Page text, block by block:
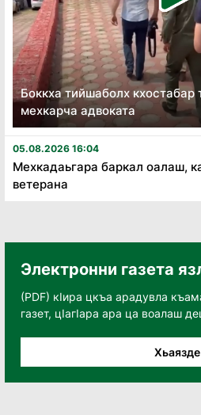
Боккха тийшаболх кхостабар
мехкарча адвоката
05.08.2026 16:04
Мехкадаьгара баркал оалаш,
ветерана
Электронни газета
(PDF) кӀира цкъа арадувла
газет, цӀагӀара ара ца воалаш
Хьаязде